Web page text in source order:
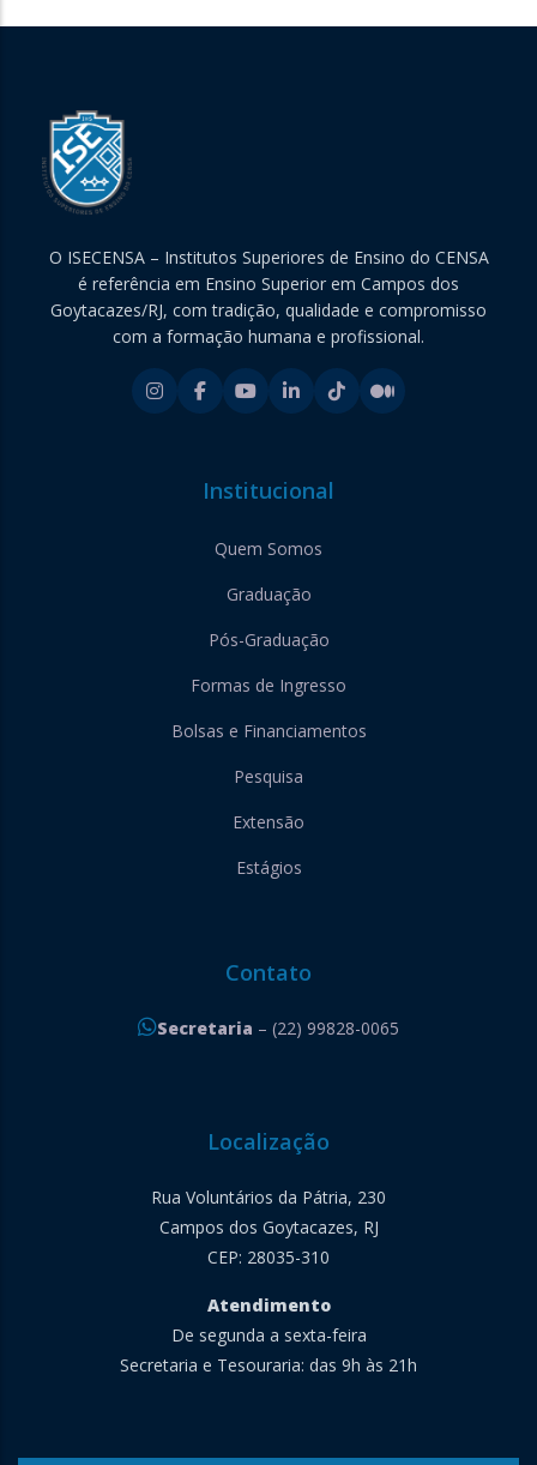
O ISECENSA – Institutos Superiores de Ensino do CENSA
é referência em Ensino Superior em Campos dos
Goytacazes/RJ, com tradição, qualidade e compromisso
com a formação humana e profissional.
Institucional
Quem Somos
Graduação
Pós-Graduação
Formas de Ingresso
Bolsas e Financiamentos
Pesquisa
Extensão
Estágios
Contato
Secretaria – (22) 99828-0065
Localização
Rua Voluntários da Pátria, 230
Campos dos Goytacazes, RJ
CEP: 28035-310
Atendimento
De segunda a sexta-feira
Secretaria e Tesouraria: das 9h às 21h